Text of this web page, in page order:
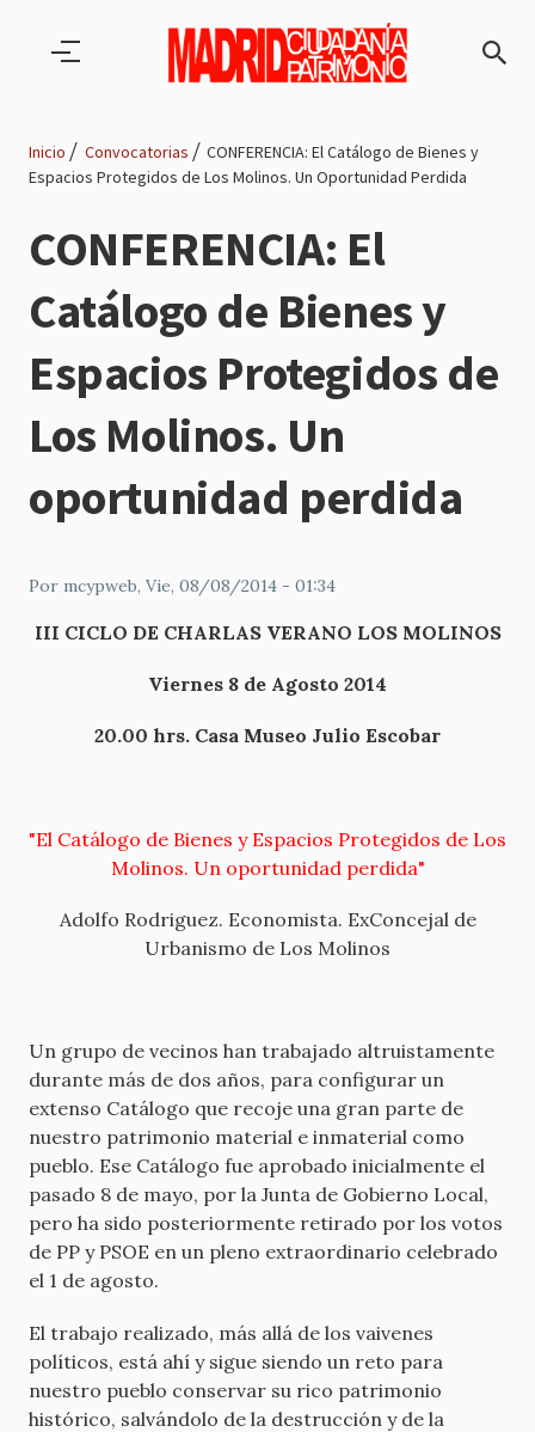
de
navegación
Inicio Convocatorias
CONFERENCIA: El Catálogo de Bienes y
Espacios Protegidos de Los Molinos. Un Oportunidad Perdida
CONFERENCIA: El
Catálogo de Bienes y
Espacios Protegidos de
Los Molinos. Un
oportunidad perdida
Por mcypweb, Vie, 08/08/2014 - 01:34
III CICLO DE CHARLAS VERANO LOS MOLINOS
Viernes 8 de Agosto 2014
20.00 hrs. Casa Museo Julio Escobar
"El Catálogo de Bienes y Espacios Protegidos de Los
Molinos. Un oportunidad perdida"
Adolfo Rodriguez. Economista. ExConcejal de
Urbanismo de Los Molinos
Un grupo de vecinos han trabajado altruistamente
durante más de dos años, para configurar un
extenso Catálogo que recoje una gran parte de
nuestro patrimonio material e inmaterial como
pueblo. Ese Catálogo fue aprobado inicialmente el
pasado 8 de mayo, por la Junta de Gobierno Local,
pero ha sido posteriormente retirado por los votos
de PP y PSOE en un pleno extraordinario celebrado
el 1 de agosto.
El trabajo realizado, más allá de los vaivenes
políticos, está ahí y sigue siendo un reto para
nuestro pueblo conservar su rico patrimonio
histórico, salvándolo de la destrucción y de la